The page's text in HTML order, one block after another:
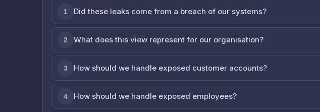
1 Did these leaks come from a breach of our systems?
2 What does this view represent for our organisation?
3 How should we handle exposed customer accounts?
4 How should we handle exposed employees?